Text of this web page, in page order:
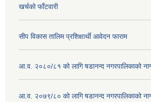
खर्चको फाँटवारी
सीप विकास तालिम प्रशिक्षार्थी आवेदन फाराम
आ.व. २०८०/८१ को लागि षडानन्द नगरपालिकाको
आ.व. २०७९/८० को लागि षडानन्द नगरपालिकाको